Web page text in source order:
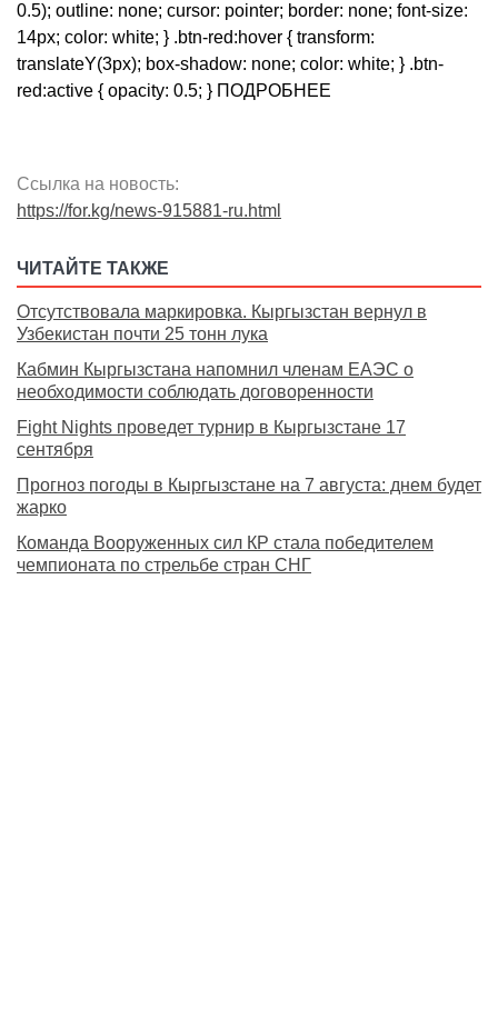
0.5); outline: none; cursor: pointer; border: none; font-size:
14px; color: white; } .btn-red:hover { transform:
translateY(3px); box-shadow: none; color: white; } .btn-
red:active { opacity: 0.5; } ПОДРОБНЕЕ
Ссылка на новость:
https://for.kg/news-915881-ru.html
ЧИТАЙТЕ ТАКЖЕ
Отсутствовала маркировка. Кыргызстан вернул в
Узбекистан почти 25 тонн лука
Кабмин Кыргызстана напомнил членам ЕАЭС о
необходимости соблюдать договоренности
Fight Nights проведет турнир в Кыргызстане 17
сентября
Прогноз погоды в Кыргызстане на 7 августа: днем будет
жарко
Команда Вооруженных сил КР стала победителем
чемпионата по стрельбе стран СНГ